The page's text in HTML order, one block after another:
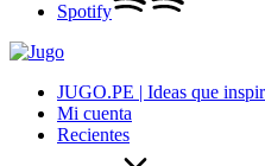
Spotify
JUGO.PE | Ideas que
Mi cuenta
Recientes